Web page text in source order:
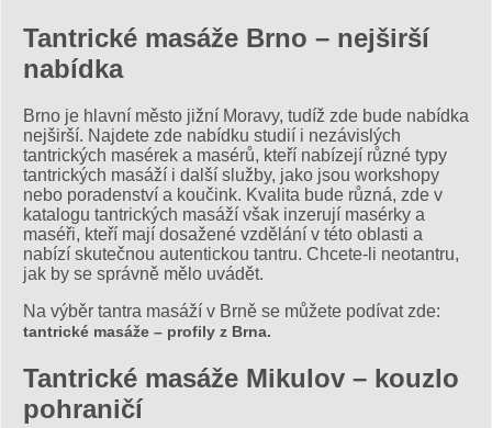
Tantrické masáže Brno – nejširší
nabídka
Brno je hlavní město jižní Moravy, tudíž zde bude nabídka
nejširší. Najdete zde nabídku studií i nezávislých
tantrických masérek a masérů, kteří nabízejí různé typy
tantrických masáží i další služby, jako jsou workshopy
nebo poradenství a koučink. Kvalita bude různá, zde v
katalogu tantrických masáží však inzerují masérky a
maséři, kteří mají dosažené vzdělání v této oblasti a
nabízí skutečnou autentickou tantru. Chcete-li neotantru,
jak by se správně mělo uvádět.
Na výběr tantra masáží v Brně se můžete podívat zde:
tantrické masáže – profily z Brna.
Tantrické masáže Mikulov – kouzlo
pohraničí